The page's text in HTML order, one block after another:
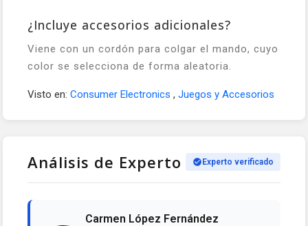
¿Incluye accesorios adicionales?
Viene con un cordón para colgar el mando, cuyo
color se selecciona de forma aleatoria.
Visto en: Consumer Electronics , Juegos y Accesorios
Análisis de Experto Experto verificado
Carmen López Fernández